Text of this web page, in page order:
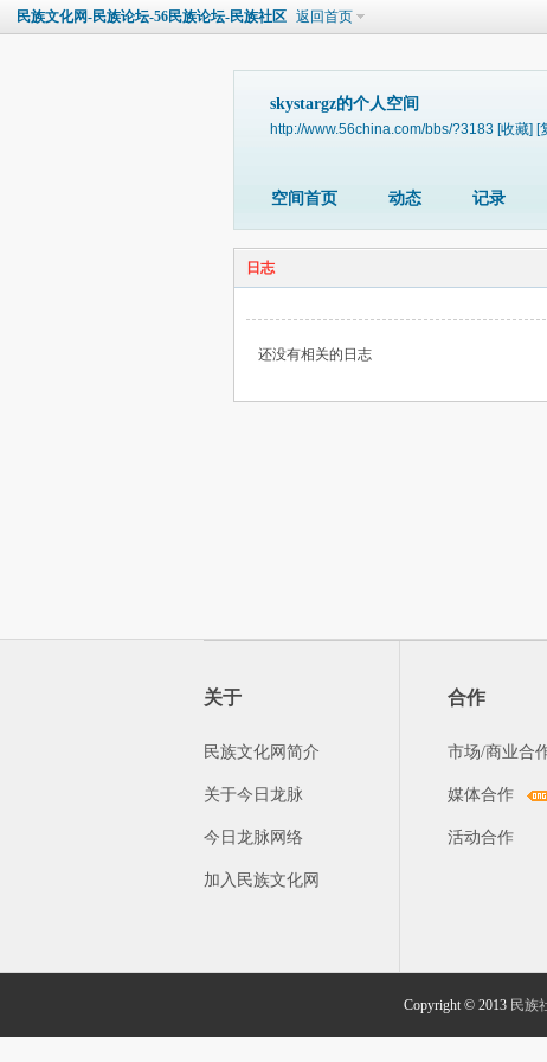
民族文化网-民族论坛-56民族论坛-民族社区 返回首页
skystargz的个人空间
http://www.56china.com/bbs/?3183 [收藏] [
空间首页 动态 记录
日志
还没有相关的日志
关于
民族文化网简介
关于今日龙脉
今日龙脉网络
加入民族文化网
合作
市场/商业合
媒体合作
活动合作
Copyright © 2013 民族